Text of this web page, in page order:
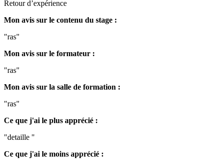
Retour d’expérience
Mon avis sur le contenu du stage :
"ras"
Mon avis sur le formateur :
"ras"
Mon avis sur la salle de formation :
"ras"
Ce que j'ai le plus apprécié :
"detaille "
Ce que j'ai le moins apprécié :